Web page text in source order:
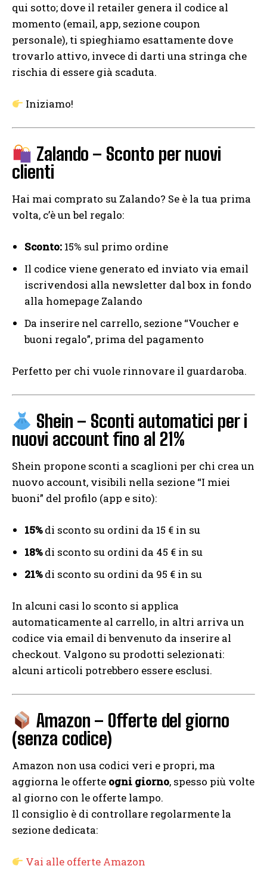
qui sotto; dove il retailer genera il codice al
momento (email, app, sezione coupon
personale), ti spieghiamo esattamente dove
trovarlo attivo, invece di darti una stringa che
rischia di essere già scaduta.
Iniziamo!
Zalando – Sconto per nuovi
clienti
Hai mai comprato su Zalando? Se è la tua prima
volta, c’è un bel regalo:
Sconto: 15% sul primo ordine
Il codice viene generato ed inviato via email
iscrivendosi alla newsletter dal box in fondo
alla homepage Zalando
Da inserire nel carrello, sezione “Voucher e
buoni regalo”, prima del pagamento
Perfetto per chi vuole rinnovare il guardaroba.
Shein – Sconti automatici per i
nuovi account fino al 21%
Shein propone sconti a scaglioni per chi crea un
nuovo account, visibili nella sezione “I miei
buoni” del profilo (app e sito):
15%di sconto su ordini da 15 € in su
18%di sconto su ordini da 45 € in su
21%di sconto su ordini da 95 € in su
In alcuni casi lo sconto si applica
automaticamente al carrello, in altri arriva un
codice via email di benvenuto da inserire al
checkout. Valgono su prodotti selezionati:
alcuni articoli potrebbero essere esclusi.
Amazon – Offerte del giorno
(senza codice)
Amazon non usa codici veri e propri, ma
aggiorna le offerte ogni giorno, spesso più volte
al giorno con le offerte lampo.
Il consiglio è di controllare regolarmente la
sezione dedicata:
Vai alle offerte Amazon